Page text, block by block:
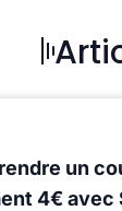
un
4€ avec